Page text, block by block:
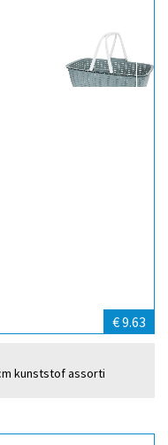
€ 9.63
kunststof assorti